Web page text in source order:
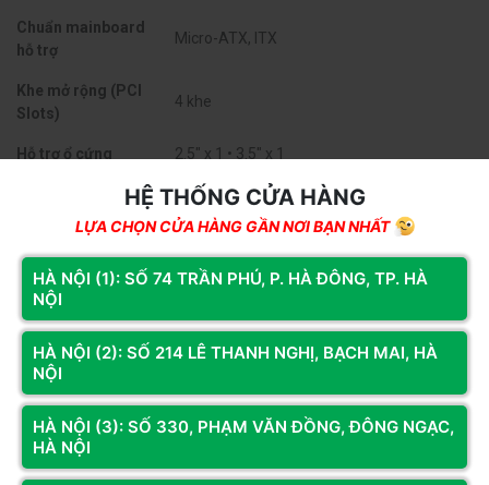
Chuẩn mainboard
hỗ trợ
Micro-ATX, ITX
Khe mở rộng (PCI
Slots)
4 khe
Hỗ trợ ổ cứng 2.5" x 1 • 3.5" x 1
Chiều cao tản nhiệt
CPU tối đa
158 mm
Chiều dài VGA tối đa 295 mm
Mặt hông
Cổng kết nối mặt
trước
1 x USB 3.0 • 2 x USB 2.0 • 1 x Audio in/out
(HD Audio)
Hệ thống quạt (FAN)
Trước:3 x 120mm (được lắp sẵn)
Sau: 1 x 120mm (tùy chọn)
Nóc:2 x 120mm (tùy chọn)
Xem thêm
HỆ THỐNG CỬA HÀNG
LỰA CHỌN CỬA HÀNG GẦN NƠI BẠN NHẤT
HÀ NỘI (1): SỐ 74 TRẦN PHÚ, P. HÀ ĐÔNG, TP. HÀ
NỘI
HÀ NỘI (2): SỐ 214 LÊ THANH NGHỊ, BẠCH MAI, HÀ
NỘI
HÀ NỘI (3): SỐ 330, PHẠM VĂN ĐỒNG, ĐÔNG NGẠC,
HÀ NỘI